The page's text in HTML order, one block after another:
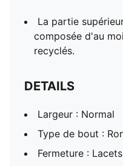
La partie
composée d'au
recyclés.
DETAILS
Largeur : Normal
Type de bout :
Fermeture : Lacets